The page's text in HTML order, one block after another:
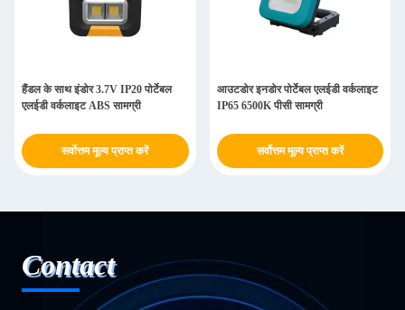
हैंडल के साथ इंडोर 3.7V IP20 पोर्टेबल
एलईडी वर्कलाइट ABS सामग्री
सर्वोत्तम मूल्य प्राप्त करें
आउटडोर इनडोर पोर्टेबल एलईडी वर्कलाइट
IP65 6500K पीसी सामग्री
सर्वोत्तम मूल्य प्राप्त करें
Contact